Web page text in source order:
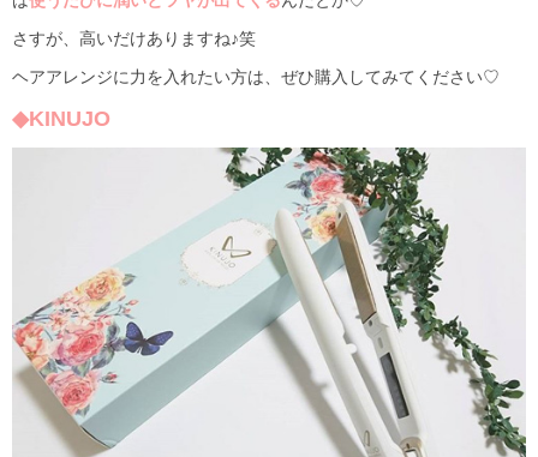
さすが、高いだけありますね♪笑
ヘアアレンジに力を入れたい方は、ぜひ購入してみてください♡
◆KINUJO